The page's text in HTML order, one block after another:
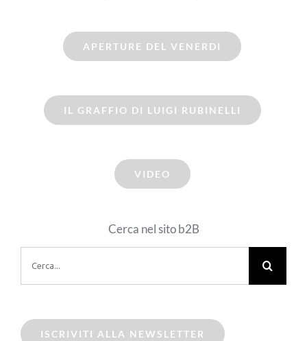
APERTURE DEL VENERDI
IL GRAFFIO DI LUIGI RUBINELLI
VIDEO
Cerca nel sito b2B
per:
ISCRIVITI ALLA NEWSLETTER